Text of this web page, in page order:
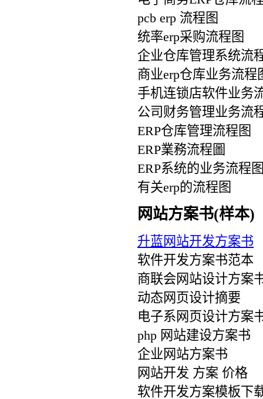
pcb erp 流程图
统率erp采购流程图
企业仓库管理系统流
商业erp仓库业务流程
手机连锁店软件业务
公司财务管理业务流
ERP仓库管理流程图
ERP業務流程圖
ERP系统的业务流程
有关erp的流程图
网站方案书(样本)
升蓝网站开发方案书
软件开发方案书范本
商联会网站设计方案
动态网页设计摘要
电子系网页设计方案
php 网站建设方案书
企业网站方案书
网站开发 方案 价格
软件开发方案模板下